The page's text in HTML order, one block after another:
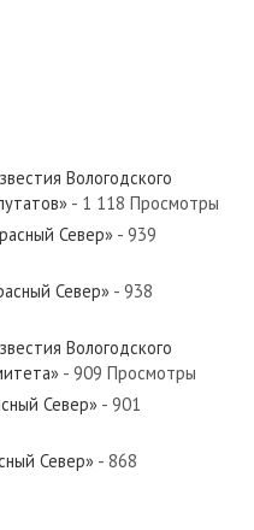
Север»
Север»
Север»
Вологодского
- 1 118 Просмотры
Север» - 939
Север» - 938
Вологодского
- 909 Просмотры
Север» - 901
Север» - 868